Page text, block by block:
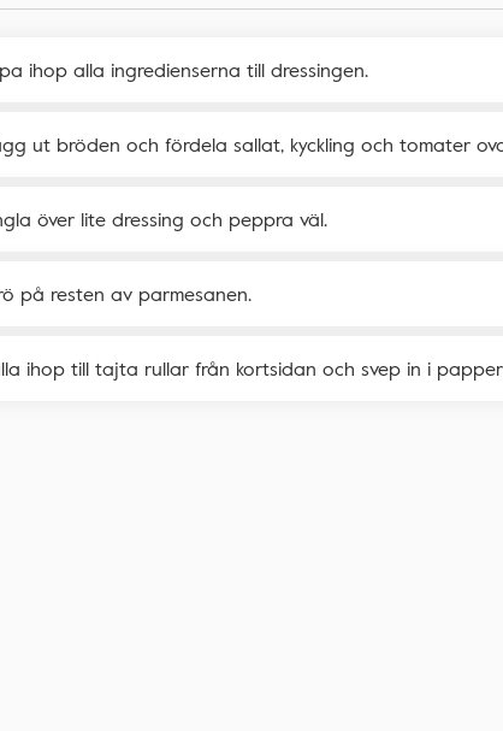
ihop alla ingredienserna till dressingen.
ut bröden och fördela sallat, kyckling och tomater
över lite dressing och peppra väl.
på resten av parmesanen.
ihop till tajta rullar från kortsidan och svep in i